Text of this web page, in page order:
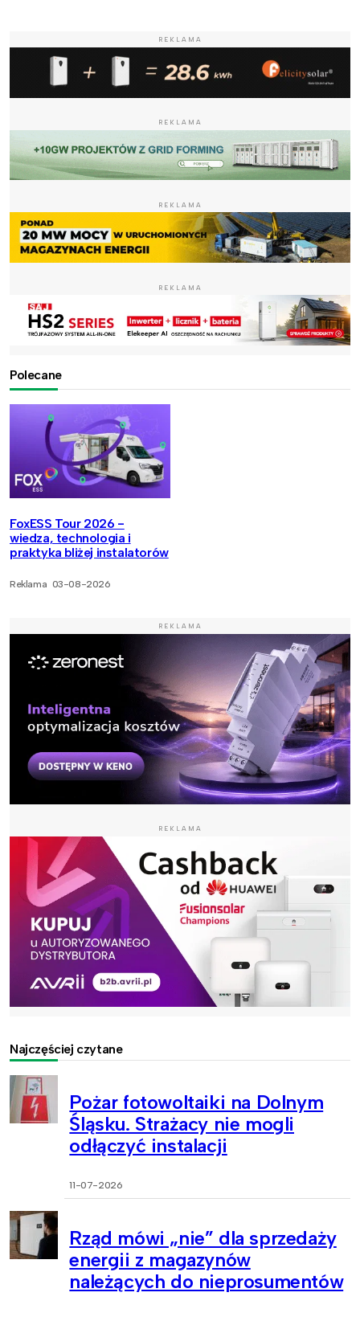
REKLAMA
REKLAMA
REKLAMA
REKLAMA
Polecane
FoxESS Tour 2026 -
wiedza, technologia i
praktyka bliżej instalatorów
Reklama 03-08-2026
REKLAMA
REKLAMA
Najczęściej czytane
Pożar fotowoltaiki na Dolnym
Śląsku. Strażacy nie mogli
odłączyć instalacji
11-07-2026
Rząd mówi „nie” dla sprzedaży
energii z magazynów
należących do nieprosumentów